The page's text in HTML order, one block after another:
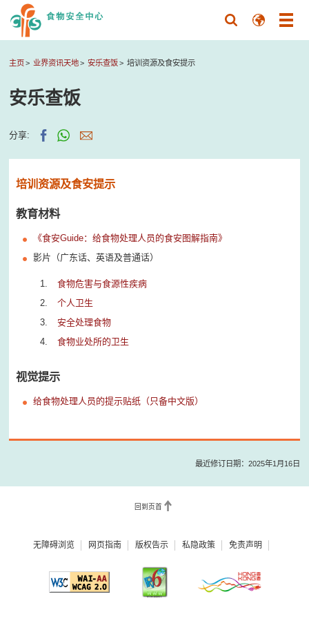
主页 业界资讯天地 安乐查饭 培训资源及食安提示
安乐查饭
分享:
培训资源及食安提示
教育材料
《食安Guide：给食物处理人员的食安图解指南》
影片（广东话、英语及普通话）
食物危害与食源性疾病
个人卫生
安全处理食物
食物业处所的卫生
视觉提示
给食物处理人员的提示贴纸（只备中文版）
最近修订日期：2025年1月16日
回到页首
无障碍浏览 网页指南 版权告示 私隐政策 免责声明